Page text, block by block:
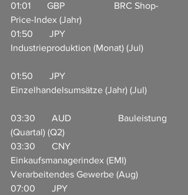
01:01       GBP                     BRC Shop-
Price-Index (Jahr)
01:50       JPY
Industrieproduktion (Monat) (Jul)
01:50       JPY
Einzelhandelsumsätze (Jahr) (Jul)
03:30       AUD                    Bauleistung
(Quartal) (Q2)
03:30       CNY
Einkaufsmanagerindex (EMI)
Verarbeitendes Gewerbe (Aug)
07:00       JPY